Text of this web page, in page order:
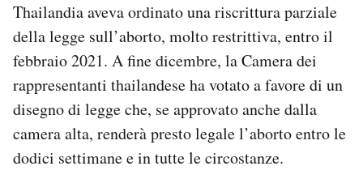
AREA PERSONALE
Area Personale
Newsletter
Notifiche mobile
Regala il Post
Thailandia aveva ordinato una riscrittura parziale
della legge sull’aborto, molto restrittiva, entro il
febbraio 2021. A fine dicembre, la Camera dei
rappresentanti thailandese ha votato a favore di un
disegno di legge che, se approvato anche dalla
camera alta, renderà presto legale l’aborto entro le
dodici settimane e in tutte le circostanze.